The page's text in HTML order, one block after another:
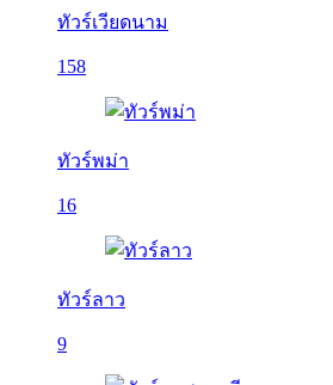
ทัวร์เวียดนาม
158
ทัวร์พม่า
16
ทัวร์ลาว
9